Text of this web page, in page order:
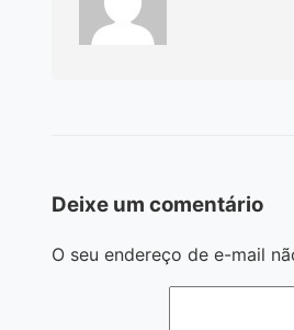
Deixe um comentário
O seu endereço de e-mail